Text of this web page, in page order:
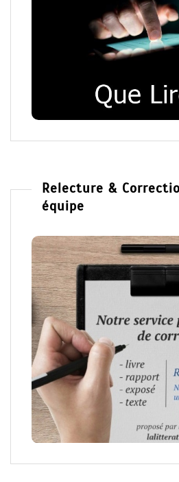
Relecture &
équipe